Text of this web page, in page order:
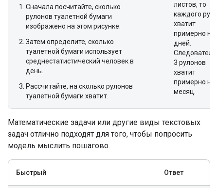
Сначала посчитайте, сколько
рулонов туалетной бумаги
изображено на этом рисунке.
Затем определите, сколько
туалетной бумаги использует
среднестатистический человек в
день.
Рассчитайте, на сколько рулонов
туалетной бумаги хватит.
листов, то
каждого
хватит
примерно на
дней.
3 рулонов
хватит
примерно на
месяц.
Математические задачи или другие виды текстовых
задач отлично подходят для того, чтобы попросить
модель мыслить пошагово.
Быстрый Ответ